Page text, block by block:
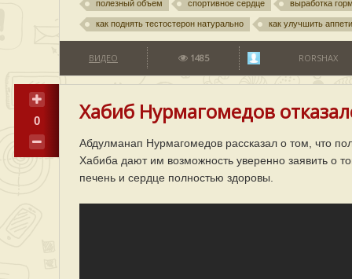
полезный объем спортивное сердце выработка
как поднять тестостерон натурально как улучшить
ВИДЕО 1485 RORSHAX
0 Хабиб Нурмагомедов
Абдулманап Нурмагомедов рассказал о том, что
Хабиба дают им возможность уверенно заявить о
печень и сердце полностью здоровы.